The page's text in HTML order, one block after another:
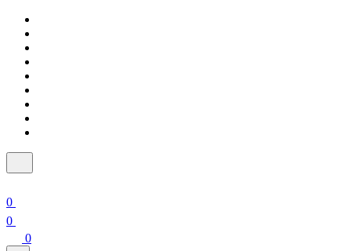
0
0
0